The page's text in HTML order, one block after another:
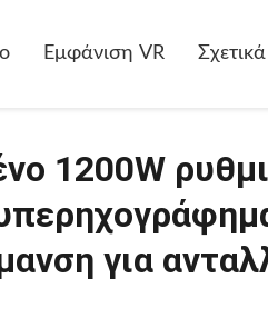
Εμφάνιση VR
1200W
για